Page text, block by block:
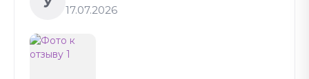
17.07.2026